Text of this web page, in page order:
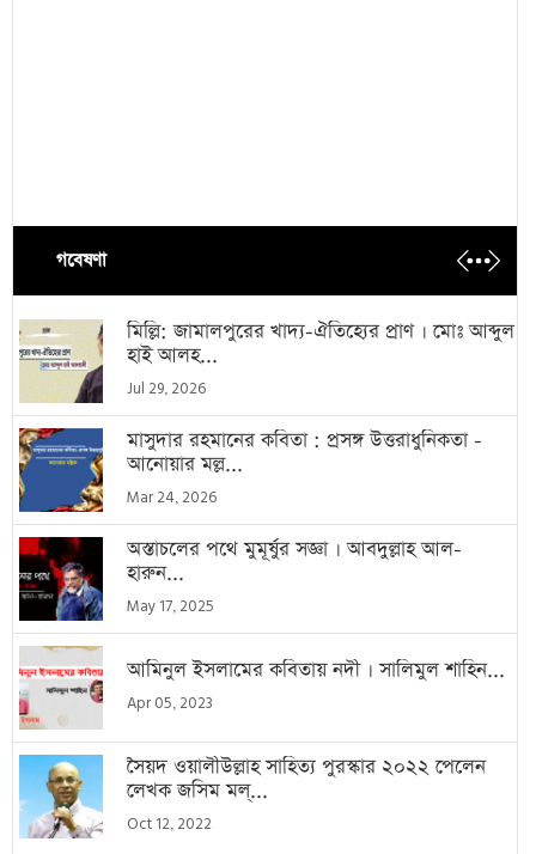
গবেষণা
মিল্লি: জামালপুরের খাদ্য-ঐতিহ্যের প্রাণ । মোঃ আব্দুল
হাই আলহ...
Jul 29, 2026
মাসুদার রহমানের কবিতা : প্রসঙ্গ উত্তরাধুনিকতা -
আনোয়ার মল্ল...
Mar 24, 2026
অস্তাচলের পথে মুমূর্ষুর সজ্ঞা । আবদুল্লাহ আল-
হারুন...
May 17, 2025
আমিনুল ইসলামের কবিতায় নদী । সালিমুল শাহিন...
Apr 05, 2023
সৈয়দ ওয়ালীউল্লাহ সাহিত্য পুরস্কার ২০২২ পেলেন
লেখক জসিম মল্...
Oct 12, 2022